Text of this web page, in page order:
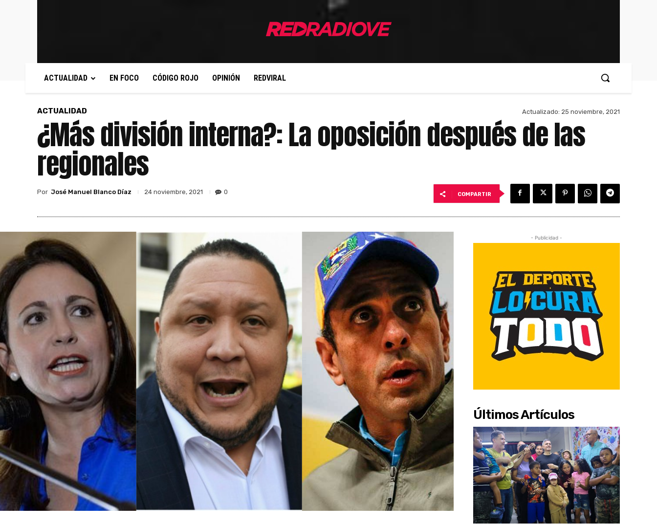
ACTUALIDAD EN FOCO CÓDIGO ROJO OPINIÓN REDVIRAL
ACTUALIDAD Actualizado: 25 noviembre, 2021
¿Más división interna?: La oposición después de las
regionales
Por José Manuel Blanco Díaz 24 noviembre, 2021 0 COMPARTIR
- Publicidad -
Últimos Artículos